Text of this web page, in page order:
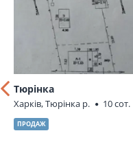
Тюрінка
Харків, Тюрінка р. 10 сот.
ПРОДАЖ